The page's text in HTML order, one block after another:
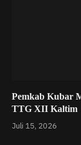
Pemkab Kubar
TTG XII Kaltim
Juli 15, 2026